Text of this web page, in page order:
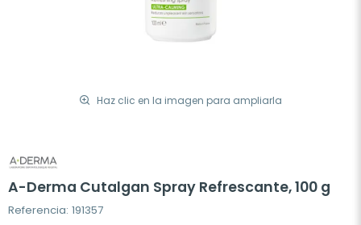
Haz clic en la imagen para ampliarla
A-Derma Cutalgan Spray Refrescante, 100 g
Referencia: 191357